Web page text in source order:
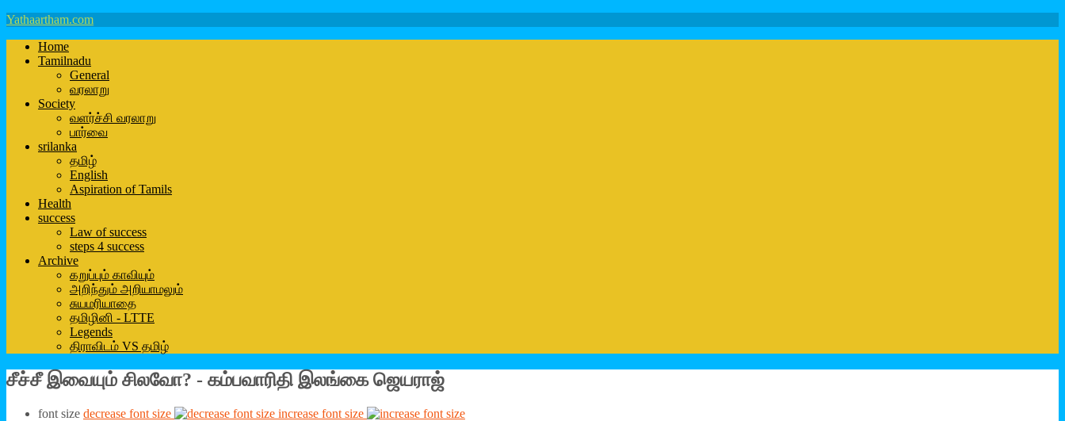
Yathaartham.com
Home
Tamilnadu
General
வரலாறு
Society
வளர்ச்சி வரலாறு
பார்வை
srilanka
தமிழ்
English
Aspiration of Tamils
Health
success
Law of success
steps 4 success
Archive
கறுப்பும் காவியும்
அறிந்தும் அறியாமலும்
சுயமரியாதை
தமிழினி - LTTE
Legends
திராவிடம் VS தமிழ்
சீச்சீ இவையும் சிலவோ? - கம்பவாரிதி இலங்கை ஜெயராஜ்
font size decrease font size increase font size